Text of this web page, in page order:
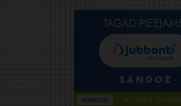
07/08/2026 MIC-INFO